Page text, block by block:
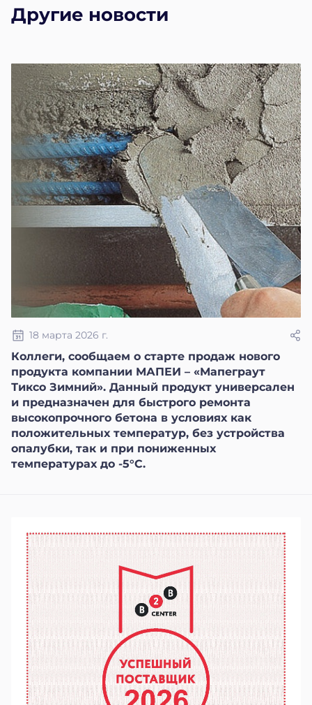
Другие новости
18 марта 2026 г.
Коллеги, сообщаем о старте продаж нового
продукта компании МАПЕИ – «Мапеграут
Тиксо Зимний». Данный продукт универсален
и предназначен для быстрого ремонта
высокопрочного бетона в условиях как
положительных температур, без устройства
опалубки, так и при пониженных
температурах до -5°С.